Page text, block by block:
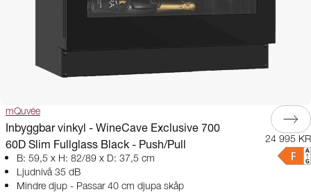
mQuvée
Inbyggbar vinkyl - WineCave Exclusive 700
60D Slim Fullglass Black - Push/Pull
B: 59,5 x H: 82/89 x D: 37,5 cm
Ljudnivå 35 dB
Mindre djup - Passar 40 cm djupa skåp
24 995 KR